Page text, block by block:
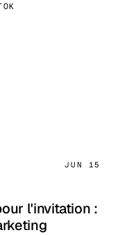
JUN 15
l'invitation :